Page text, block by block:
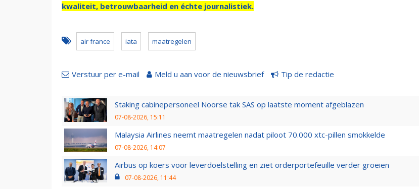
kwaliteit, betrouwbaarheid en échte journalistiek.
air france iata maatregelen
Verstuur per e-mail Meld u aan voor de nieuwsbrief Tip de redactie
Staking cabinepersoneel Noorse tak SAS op laatste moment afgeblazen
07-08-2026, 15:11
Malaysia Airlines neemt maatregelen nadat piloot 70.000 xtc-pillen smokkelde
07-08-2026, 14:07
Airbus op koers voor leverdoelstelling en ziet orderportefeuille verder groeien
07-08-2026, 11:44